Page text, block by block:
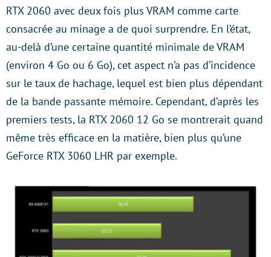
RTX 2060 avec deux fois plus VRAM comme carte
consacrée au minage a de quoi surprendre. En l’état,
au-delà d’une certaine quantité minimale de VRAM
(environ 4 Go ou 6 Go), cet aspect n’a pas d’incidence
sur le taux de hachage, lequel est bien plus dépendant
de la bande passante mémoire. Cependant, d’après les
premiers tests, la RTX 2060 12 Go se montrerait quand
même très efficace en la matière, bien plus qu’une
GeForce RTX 3060 LHR par exemple.